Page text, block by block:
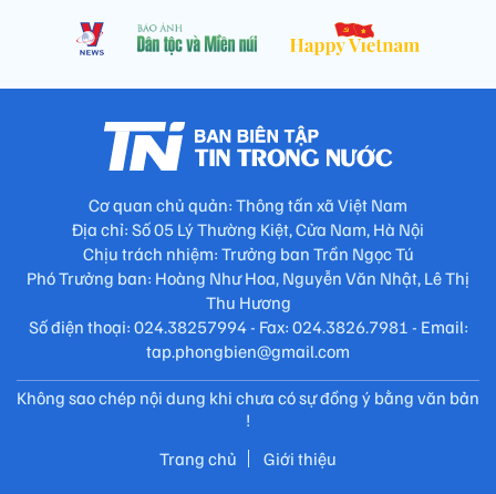
Cơ quan chủ quản: Thông tấn xã Việt Nam
Địa chỉ: Số 05 Lý Thường Kiệt, Cửa Nam, Hà Nội
Chịu trách nhiệm: Trưởng ban Trần Ngọc Tú
Phó Trưởng ban: Hoàng Như Hoa, Nguyễn Văn Nhật, Lê Thị
Thu Hương
Số điện thoại: 024.38257994 - Fax: 024.3826.7981 - Email:
tap.phongbien@gmail.com
Không sao chép nội dung khi chưa có sự đồng ý bằng văn bản
!
Trang chủ
Giới thiệu